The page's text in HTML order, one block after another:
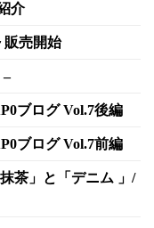
介
販売開始
–
ブログ Vol.7後編
ブログ Vol.7前編
茶」と「デニム 」/